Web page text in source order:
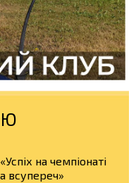
на чемпіонаті
всупереч»